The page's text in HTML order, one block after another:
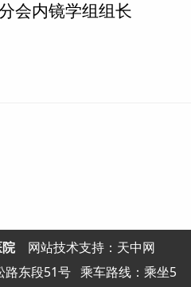
会内镜学组组长
网站技术支持：天中网
路东段51号 乘车路线：乘坐5